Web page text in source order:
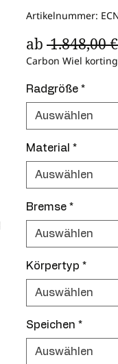
Artikelnummer:
ab 1.848,00
Carbon Wiel korting
Radgröße *
Auswählen
Material *
Auswählen
Bremse *
Auswählen
Körpertyp *
Auswählen
Speichen *
Auswählen